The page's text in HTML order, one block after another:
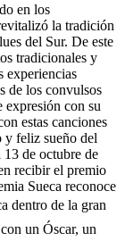
en los
la tradición
del Sur. De este
tradicionales y
experiencias
de los convulsos
expresión con su
estas canciones
y feliz sueño del
de octubre de
recibir el premio
Sueca reconoce
dentro de la gran
un Óscar, un